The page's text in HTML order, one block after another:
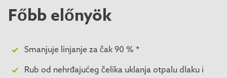
Főbb előnyök
Smanjuje linjanje za čak 90 % *
Rub od nehrđajućeg čelika uklanja otpalu dlaku i